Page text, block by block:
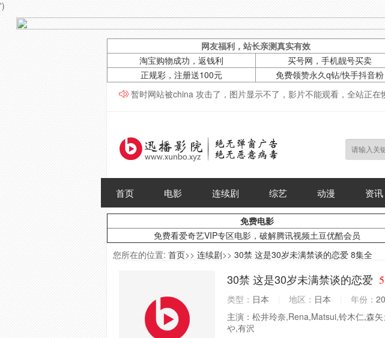
')
网友福利，站长亲测真实有效
淘宝购物成功，返钱利
买号网，手机靓号买卖
正规彩，注册送100元
免费领赞永久q钻/快手抖音粉
暂时网站被china 攻击了，图片显示不了，影片不能观看，全站正在
首页 电影 连续剧 综艺 动漫 资讯
免费电影
免费看爱奇艺VIP专区电影，破解腾讯视频土豆优酷会员
您所在的位置: 首页>> 连续剧>> 30禁 这是30岁未满禁谈的恋爱 8集全
30禁 这是30岁未满禁谈的恋爱
类型： 日本 地区： 日本 年份：
主演： 松井玲奈,Rena,Matsui,铃木仁,森
や,有沢